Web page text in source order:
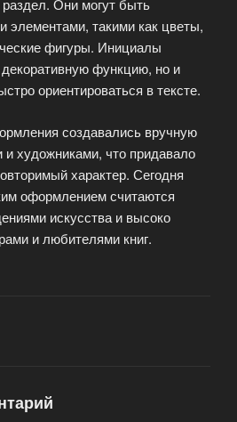
раздел. Они могут быть
элементами, такими как цветы,
фигуры. Инициалы
функцию, но и
ориентироваться в тексте.
создавались вручную
художниками, что придавало
характер. Сегодня
оформлением считаются
искусства и высоко
и любителями книг.